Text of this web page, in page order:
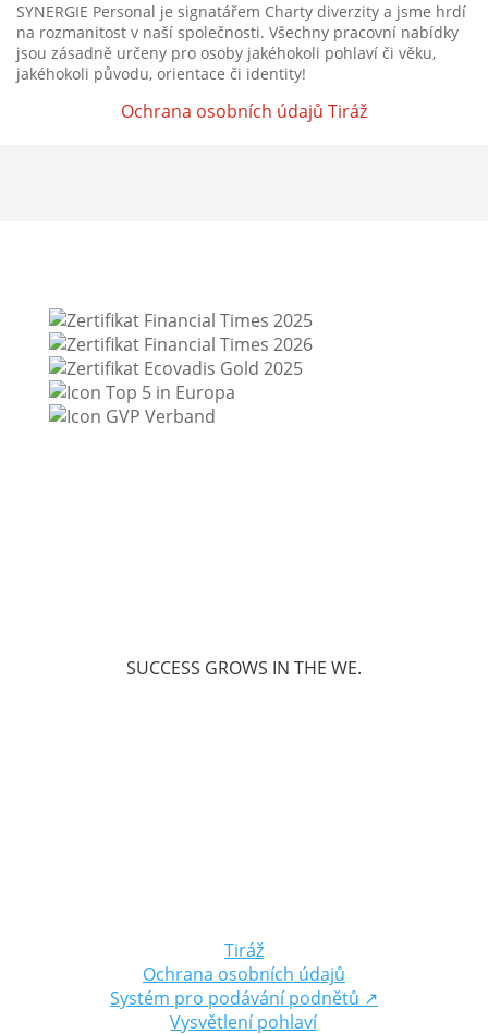
SYNERGIE Personal je signatářem Charty diverzity a jsme hrdí
na rozmanitost v naší společnosti. Všechny pracovní nabídky
jsou zásadně určeny pro osoby jakéhokoli pohlaví či věku,
jakéhokoli původu, orientace či identity!
Ochrana osobních údajů Tiráž
SUCCESS GROWS IN THE WE.
Tiráž
Ochrana osobních údajů
Systém pro podávání podnětů ↗
Vysvětlení pohlaví